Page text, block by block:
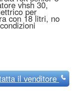
vhsh 30,
per
con 18 litri, no
il venditore